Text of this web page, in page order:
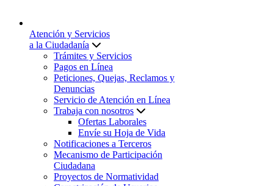
Atención y Servicios
a la Ciudadanía
Trámites y Servicios
Pagos en Línea
Peticiones, Quejas, Reclamos y
Denuncias
Servicio de Atención en Línea
Trabaja con nosotros
Ofertas Laborales
Envíe su Hoja de Vida
Notificaciones a Terceros
Mecanismo de Participación
Ciudadana
Proyectos de Normatividad